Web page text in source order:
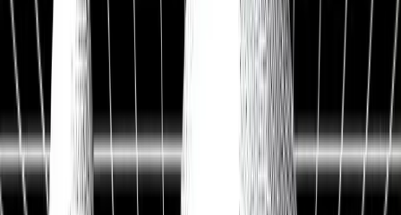
vertraut von BlackRock, Goldman Sachs & Anthropic.
100M+
Kennzahlen
50 J.
Historische Daten
<10ms
API-Latenz